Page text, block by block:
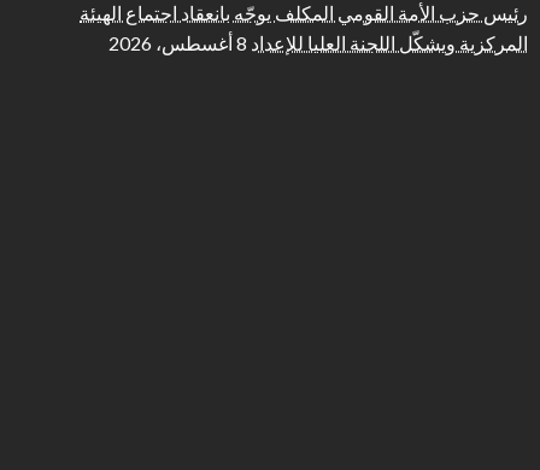
رئيس حزب الأمة القومي المكلف يوجّه بانعقاد اجتماع الهيئة
المركزية ويشكّل اللجنة العليا للإعداد 8 أغسطس، 2026